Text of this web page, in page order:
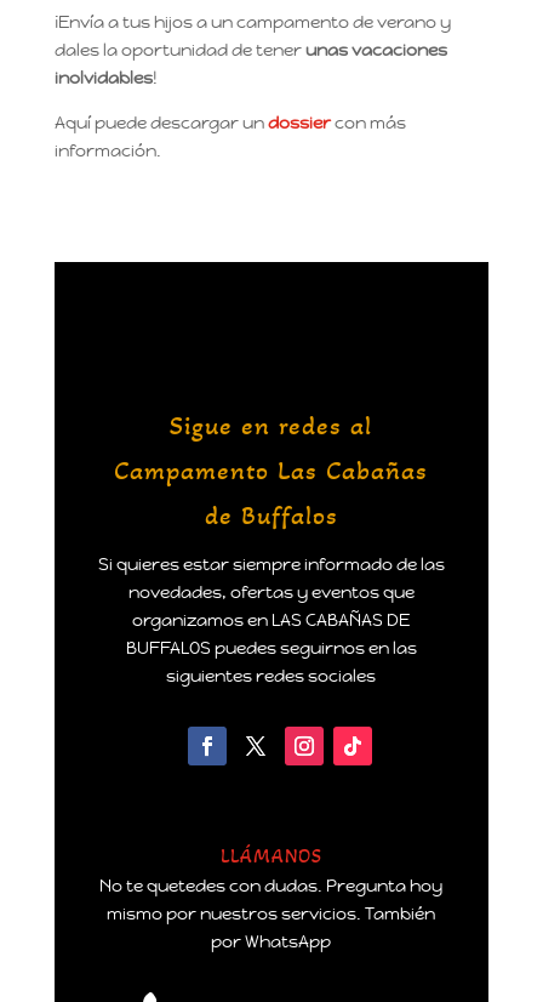
¡Envía a tus hijos a un campamento de verano y
dales la oportunidad de tenerunas vacaciones
inolvidables!
Aquí puede descargar undossiercon más
información.
Sigue en redes al
Campamento Las Cabañas
de Buffalos
Si quieres estar siempre informado de las
novedades, ofertas y eventos que
organizamos en LAS CABAÑAS DE
BUFFALOS puedes seguirnos en las
siguientes redes sociales
LLÁMANOS
No te quetedes con dudas. Pregunta hoy
mismo por nuestros servicios. También
por WhatsApp